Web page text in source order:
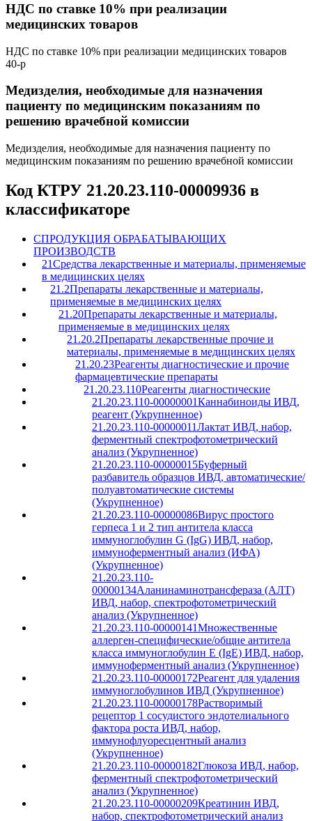
НДС по ставке 10% при реализации
медицинских товаров
НДС по ставке 10% при реализации медицинских товаров
40-р
Медизделия, необходимые для назначения
пациенту по медицинским показаниям по
решению врачебной комиссии
Медизделия, необходимые для назначения пациенту по
медицинским показаниям по решению врачебной комиссии
Код КТРУ 21.20.23.110-00009936 в
классификаторе
CПРОДУКЦИЯ ОБРАБАТЫВАЮЩИХ
ПРОИЗВОДСТВ
21Средства лекарственные и материалы, применяемые
в медицинских целях
21.2Препараты лекарственные и материалы,
применяемые в медицинских целях
21.20Препараты лекарственные и материалы,
применяемые в медицинских целях
21.20.2Препараты лекарственные прочие и
материалы, применяемые в медицинских целях
21.20.23Реагенты диагностические и прочие
фармацевтические препараты
21.20.23.110Реагенты диагностические
21.20.23.110-00000001Каннабиноиды ИВД,
реагент (Укрупненное)
21.20.23.110-00000011Лактат ИВД, набор,
ферментный спектрофотометрический
анализ (Укрупненное)
21.20.23.110-00000015Буферный
разбавитель образцов ИВД, автоматические/
полуавтоматические системы
(Укрупненное)
21.20.23.110-00000086Вирус простого
герпеса 1 и 2 тип антитела класса
иммуноглобулин G (IgG) ИВД, набор,
иммуноферментный анализ (ИФА)
(Укрупненное)
21.20.23.110-
00000134Аланинаминотрансфераза (АЛТ)
ИВД, набор, спектрофотометрический
анализ (Укрупненное)
21.20.23.110-00000141Множественные
аллерген-специфические/общие антитела
класса иммуноглобулин Е (IgE) ИВД, набор,
иммуноферментный анализ (Укрупненное)
21.20.23.110-00000172Реагент для удаления
иммуноглобулинов ИВД (Укрупненное)
21.20.23.110-00000178Растворимый
рецептор 1 сосудистого эндотелиального
фактора роста ИВД, набор,
иммунофлуоресцентный анализ
(Укрупненное)
21.20.23.110-00000182Глюкоза ИВД, набор,
ферментный спектрофотометрический
анализ (Укрупненное)
21.20.23.110-00000209Креатинин ИВД,
набор, спектрофотометрический анализ